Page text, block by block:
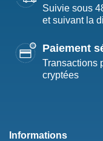
Suivie sous
et suivant la
Paiement
Transactions
cryptées
Informations